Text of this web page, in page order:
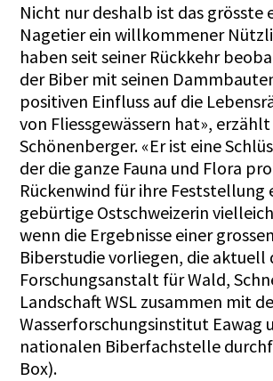
Nicht nur deshalb ist das grösste
Nagetier ein willkommener
haben seit seiner Rückkehr
der Biber mit seinen
positiven Einfluss auf die
von Fliessgewässern hat», erzählt
Schönenberger. «Er ist eine
der die ganze Fauna und Flora
Rückenwind für ihre Feststellung
gebürtige Ostschweizerin
wenn die Ergebnisse einer
Biberstudie vorliegen, die aktuell
Forschungsanstalt für Wald,
Landschaft WSL zusammen mit
Wasserforschungsinstitut Eawag
nationalen Biberfachstelle
Box).